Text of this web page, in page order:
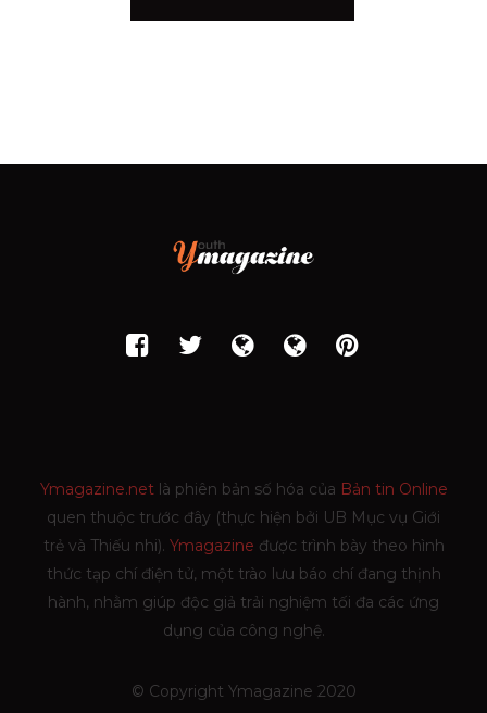
Ymagazine.netlà phiên bản số hóa của Bản tin Online
quen thuộc trước đây (thực hiện bởi UB Mục vụ Giới
trẻ và Thiếu nhi). Ymagazine được trình bày theo hình
thức tạp chí điện tử, một trào lưu báo chí đang thịnh
hành, nhằm giúp độc giả trải nghiệm tối đa các ứng
dụng của công nghệ.
© Copyright Ymagazine 2020